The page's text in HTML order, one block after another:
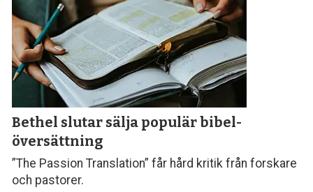
Bethel slutar sälja populär bibel­
översättning
”The Passion Translation” får hård kritik från forskare
och pastorer.